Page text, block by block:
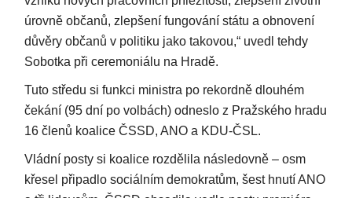
úrovně občanů, zlepšení fungování státu a obnovení
důvěry občanů v politiku jako takovou,“ uvedl tehdy
Sobotka při ceremoniálu na Hradě.
Tuto středu si funkci ministra po rekordně dlouhém
čekání (95 dní po volbách) odneslo z Pražského hradu
16 členů koalice ČSSD, ANO a KDU-ČSL.
Vládní posty si koalice rozdělila následovně – osm
křesel připadlo sociálním demokratům, šest hnutí ANO